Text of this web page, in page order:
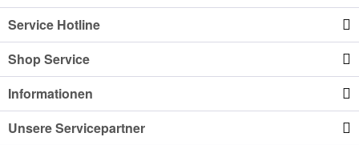
Service Hotline
Shop Service
Informationen
Unsere Servicepartner